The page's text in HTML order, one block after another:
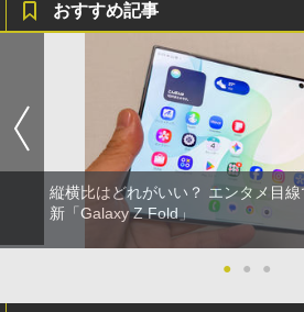
おすすめ記事
縦横比はどれがいい？ エンタメ目
新「Galaxy Z Fold」
● ● ●